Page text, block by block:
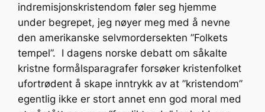
indremisjonskristendom føler seg hjemme
under begrepet, jeg nøyer meg med å nevne
den amerikanske selvmordersekten ”Folkets
tempel”. I dagens norske debatt om såkalte
kristne formålsparagrafer forsøker kristenfolket
ufortrødent å skape inntrykk av at ”kristendom”
egentlig ikke er stort annet enn god moral med